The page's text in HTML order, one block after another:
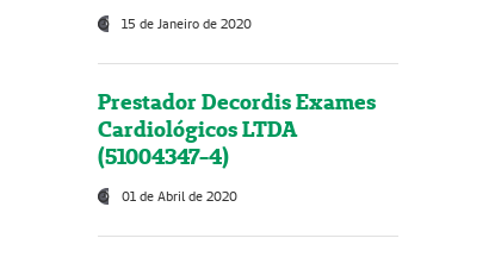
15 de Janeiro de 2020
Prestador Decordis Exames
Cardiológicos LTDA
(51004347-4)
01 de Abril de 2020